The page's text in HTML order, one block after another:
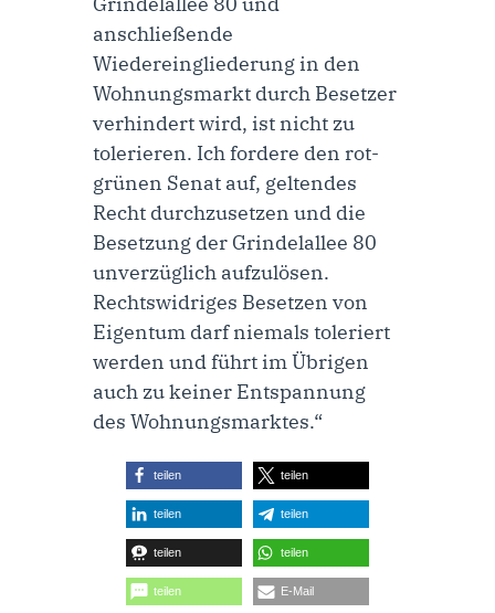
anschließende
Wiedereingliederung in den
Wohnungsmarkt durch Besetzer
verhindert wird, ist nicht zu
tolerieren. Ich fordere den rot-
grünen Senat auf, geltendes
Recht durchzusetzen und die
Besetzung der Grindelallee 80
unverzüglich aufzulösen.
Rechtswidriges Besetzen von
Eigentum darf niemals toleriert
werden und führt im Übrigen
auch zu keiner Entspannung
des Wohnungsmarktes.“
teilen teilen
teilen teilen
teilen teilen
teilen E-Mail